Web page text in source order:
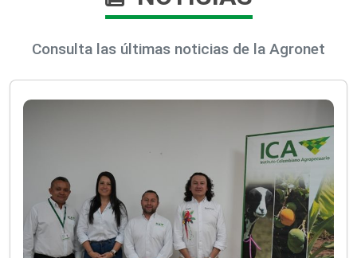
Consulta las últimas noticias de la Agronet